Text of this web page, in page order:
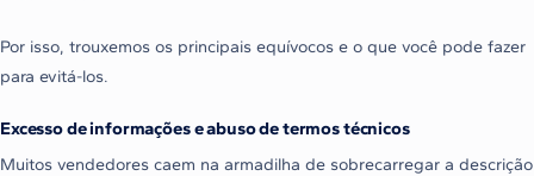
Por isso, trouxemos os principais equívocos e o que você pode fazer
para evitá-los.
Excesso de informações e abuso de termos técnicos
Muitos vendedores caem na armadilha de sobrecarregar a descrição